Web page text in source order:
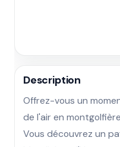
Description
Offrez-vous un
de l'air en
Vous découvrez un